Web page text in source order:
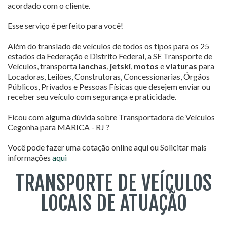
acordado com o cliente.
Esse serviço é perfeito para você!
Além do translado de veículos de todos os tipos para os 25
estados da Federação e Distrito Federal, a SE Transporte de
Veículos, transporta lanchas, jetski, motos eviaturas para
Locadoras, Leilões, Construtoras, Concessionarias, Órgãos
Públicos, Privados e Pessoas Físicas que desejem enviar ou
receber seu veículo com segurança e praticidade.
Ficou com alguma dúvida sobre Transportadora de Veículos
Cegonha para MARICA - RJ ?
Você pode fazer uma cotação online aqui ou Solicitar mais
informações aqui
TRANSPORTE DE VEÍCULOS
LOCAIS DE ATUAÇÃO